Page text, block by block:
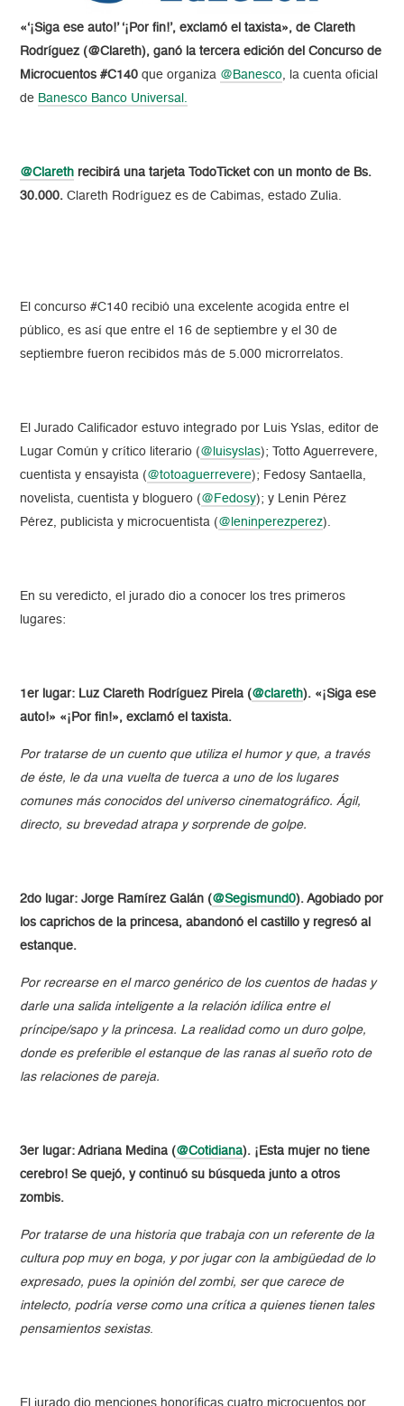
«‘¡Siga ese auto!’ ‘¡Por fin!’, exclamó el taxista», de Clareth
Rodríguez (@Clareth), ganó la tercera edición del Concurso de
Microcuentos #C140 que organiza @Banesco , la cuenta oficial
de Banesco Banco Universal.
@Clareth recibirá una tarjeta TodoTicket con un monto de Bs.
30.000. Clareth Rodríguez es de Cabimas, estado Zulia.
El concurso #C140 recibió una excelente acogida entre el
público, es así que entre el 16 de septiembre y el 30 de
septiembre fueron recibidos más de 5.000 microrrelatos.
El Jurado Calificador estuvo integrado por Luis Yslas, editor de
Lugar Común y crítico literario (@luisyslas); Totto Aguerrevere,
cuentista y ensayista (@totoaguerrevere); Fedosy Santaella,
novelista, cuentista y bloguero (@Fedosy); y Lenin Pérez
Pérez, publicista y microcuentista (@leninperezperez).
En su veredicto, el jurado dio a conocer los tres primeros
lugares:
1er lugar: Luz Clareth Rodríguez Pirela (@clareth). «¡Siga ese
auto!» «¡Por fin!», exclamó el taxista.
Por tratarse de un cuento que utiliza el humor y que, a través
de éste, le da una vuelta de tuerca a uno de los lugares
comunes más conocidos del universo cinematográfico. Ágil,
directo, su brevedad atrapa y sorprende de golpe.
2do lugar: Jorge Ramírez Galán (@Segismund0). Agobiado por
los caprichos de la princesa, abandonó el castillo y regresó al
estanque.
Por recrearse en el marco genérico de los cuentos de hadas y
darle una salida inteligente a la relación idílica entre el
príncipe/sapo y la princesa. La realidad como un duro golpe,
donde es preferible el estanque de las ranas al sueño roto de
las relaciones de pareja.
3er lugar: Adriana Medina (@Cotidiana). ¡Esta mujer no tiene
cerebro! Se quejó, y continuó su búsqueda junto a otros
zombis.
Por tratarse de una historia que trabaja con un referente de la
cultura pop muy en boga, y por jugar con la ambigüedad de lo
expresado, pues la opinión del zombi, ser que carece de
intelecto, podría verse como una crítica a quienes tienen tales
pensamientos sexistas.
El jurado dio menciones honoríficas cuatro microcuentos por